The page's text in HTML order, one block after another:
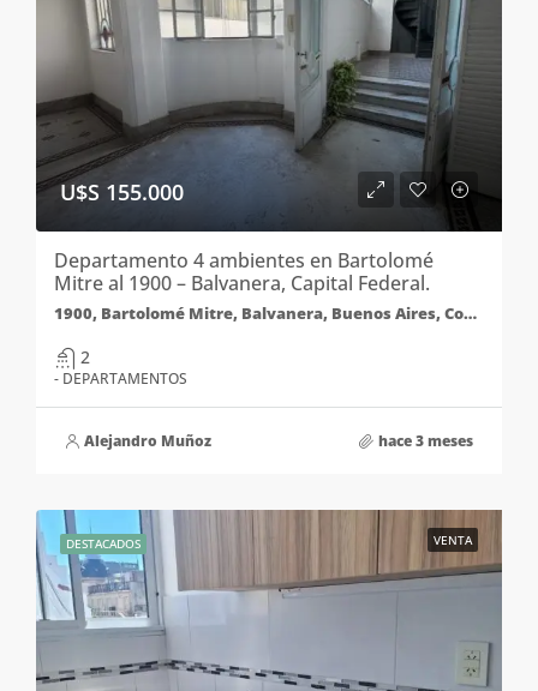
U$S 155.000
Departamento 4 ambientes en Bartolomé
Mitre al 1900 – Balvanera, Capital Federal.
1900, Bartolomé Mitre, Balvanera, Buenos Aires, Comuna 3, Ciudad Autónoma de Buenos Aires, C1022AAA, Argentina
2
- DEPARTAMENTOS
Alejandro Muñoz hace 3 meses
DESTACADOS VENTA